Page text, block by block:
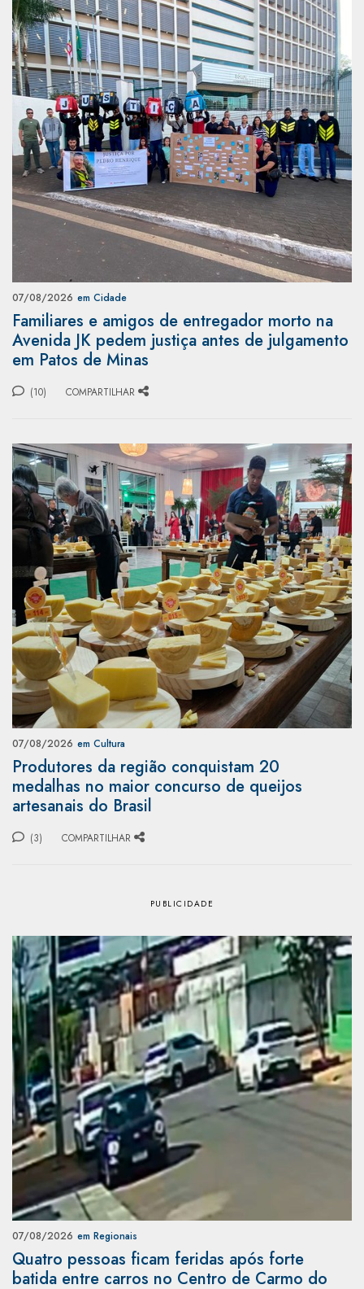
07/08/2026 em Cidade
Familiares e amigos de entregador morto na
Avenida JK pedem justiça antes de julgamento
em Patos de Minas
(10) COMPARTILHAR
07/08/2026 em Cultura
Produtores da região conquistam 20
medalhas no maior concurso de queijos
artesanais do Brasil
(3) COMPARTILHAR
07/08/2026 em Regionais
Quatro pessoas ficam feridas após forte
batida entre carros no Centro de Carmo do